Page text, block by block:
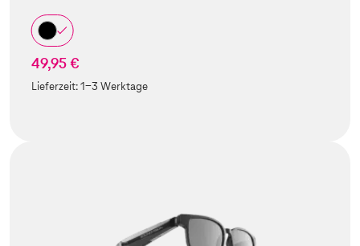
49,95 €
Lieferzeit:1-3 Werktage